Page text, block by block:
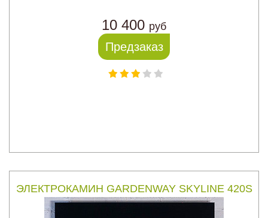
10 400 руб
Предзаказ
ЭЛЕКТРОКАМИН GARDENWAY SKYLINE 420S